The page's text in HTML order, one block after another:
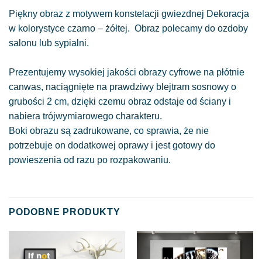
Piękny obraz z motywem konstelacji gwiezdnej Dekoracja
w kolorystyce czarno – żółtej. Obraz polecamy do ozdoby
salonu lub sypialni.
Prezentujemy wysokiej jakości obrazy cyfrowe na płótnie
canwas, naciągnięte na prawdziwy blejtram sosnowy o
grubości 2 cm, dzięki czemu obraz odstaje od ściany i
nabiera trójwymiarowego charakteru.
Boki obrazu są zadrukowane, co sprawia, że nie
potrzebuje on dodatkowej oprawy i jest gotowy do
powieszenia od razu po rozpakowaniu.
PODOBNE PRODUKTY